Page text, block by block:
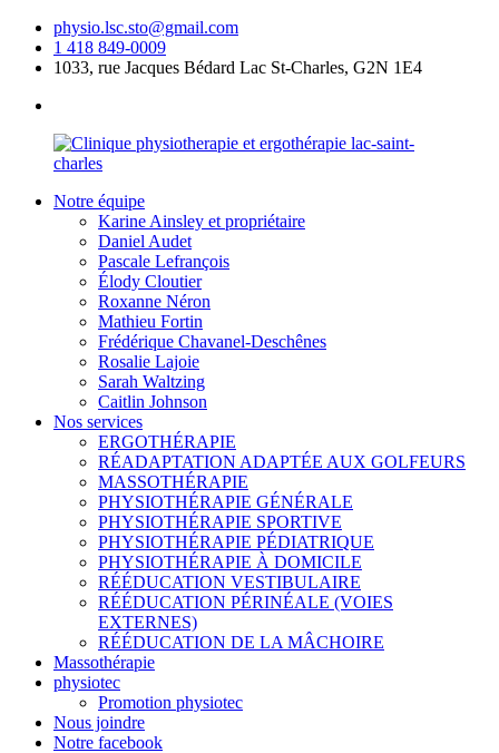
physio.lsc.sto@gmail.com
1 418 849-0009
1033, rue Jacques Bédard Lac St-Charles, G2N 1E4
Notre équipe
Karine Ainsley et propriétaire
Daniel Audet
Pascale Lefrançois
Élody Cloutier
Roxanne Néron
Mathieu Fortin
Frédérique Chavanel-Deschênes
Rosalie Lajoie
Sarah Waltzing
Caitlin Johnson
Nos services
ERGOTHÉRAPIE
RÉADAPTATION ADAPTÉE AUX GOLFEURS
MASSOTHÉRAPIE
PHYSIOTHÉRAPIE GÉNÉRALE
PHYSIOTHÉRAPIE SPORTIVE
PHYSIOTHÉRAPIE PÉDIATRIQUE
PHYSIOTHÉRAPIE À DOMICILE
RÉÉDUCATION VESTIBULAIRE
RÉÉDUCATION PÉRINÉALE (VOIES
EXTERNES)
RÉÉDUCATION DE LA MÂCHOIRE
Massothérapie
physiotec
Promotion physiotec
Nous joindre
Notre facebook